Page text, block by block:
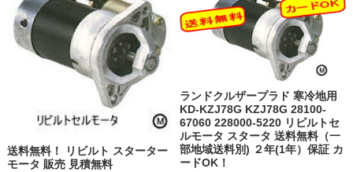
送料無料！ リビルト スターター
モータ 販売 見積無料
ランドクルザープラド 寒冷地用
KD-KZJ78G KZJ78G 28100-
67060 228000-5220 リビルトセ
ルモータ スタータ 送料無料（一
部地域送料別) ２年(1年）保証 カ
ードOK！